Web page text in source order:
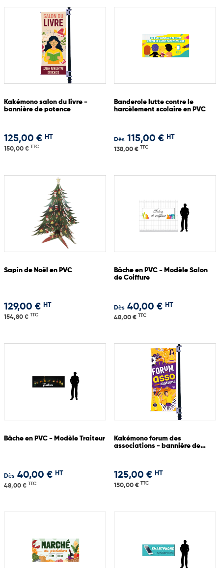
Kakémono salon du livre -
bannière de potence
125,00 € HT
150,00 € TTC
Banderole lutte contre le
harcèlement scolaire en PVC
Dès 115,00 € HT
138,00 € TTC
Sapin de Noël en PVC
129,00 € HT
154,80 € TTC
Bâche en PVC - Modèle Salon
de Coiffure
Dès 40,00 € HT
48,00 € TTC
Bâche en PVC - Modèle Traiteur
Dès 40,00 € HT
48,00 € TTC
Kakémono forum des
associations - bannière de
125,00 € HT
150,00 € TTC